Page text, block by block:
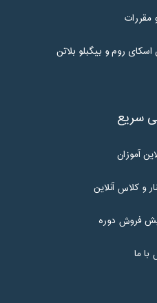
مقررات
روم و بیگبلو بلاتن
سریع
آموزان
و کلاس آنلاین
فروش دوره
ما